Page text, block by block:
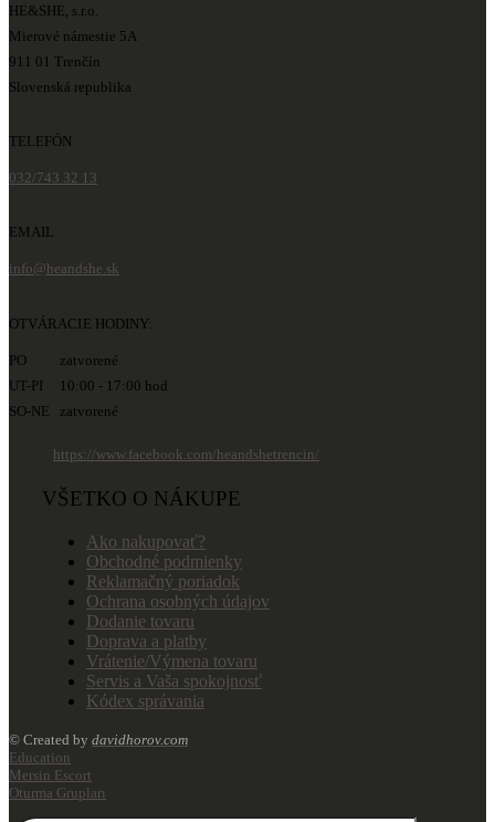
HE&SHE, s.r.o.
Mierové námestie 5A
911 01 Trenčín
Slovenská republika
TELEFÓN
032/743 32 13
EMAIL
info@heandshe.sk
OTVÁRACIE HODINY:
PO zatvorené
UT-PI 10:00 - 17:00 hod
SO-NE zatvorené
https://www.facebook.com/heandshetrencin/
VŠETKO O NÁKUPE
Ako nakupovať?
Obchodné podmienky
Reklamačný poriadok
Ochrana osobných údajov
Dodanie tovaru
Doprava a platby
Vrátenie/Výmena tovaru
Servis a Vaša spokojnosť
Kódex správania
© Created by davidhorov.com
Education
Mersin Escort
Oturma Grupları